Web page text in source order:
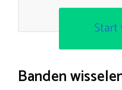
Start
Banden